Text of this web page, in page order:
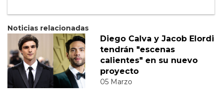
Noticias relacionadas
Diego Calva y Jacob Elordi
tendrán "escenas
calientes" en su nuevo
proyecto
05 Marzo